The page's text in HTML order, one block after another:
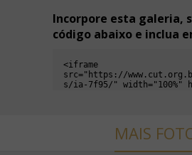
Incorpore esta galeria,
código abaixo e inclua
MAIS